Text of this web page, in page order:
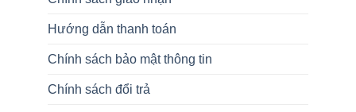
Hướng dẫn thanh toán
Chính sách bảo mật thông tin
Chính sách đổi trả